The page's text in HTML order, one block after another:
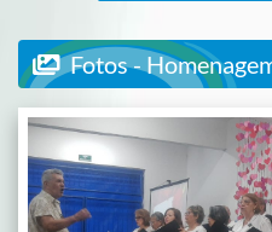
Fotos -